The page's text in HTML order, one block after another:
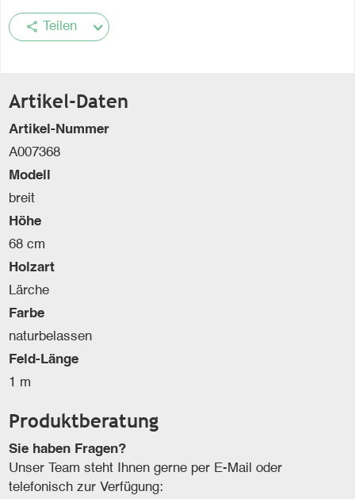
share Teilen
Artikel-Daten
Artikel-Nummer
A007368
Modell
breit
Höhe
68 cm
Holzart
Lärche
Farbe
naturbelassen
Feld-Länge
1 m
Produktberatung
Sie haben Fragen?
Unser Team steht Ihnen gerne per E-Mail oder
telefonisch zur Verfügung: